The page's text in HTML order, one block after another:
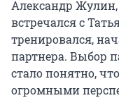
Александр
встречался с
тренировался,
партнера. Выбор
стало понятно,
огромными